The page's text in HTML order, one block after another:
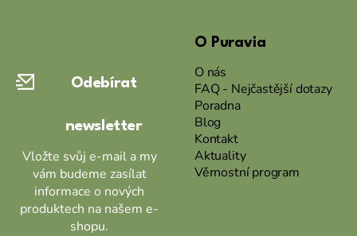
Odebírat
newsletter
Vložte svůj e-mail a my
vám budeme zasílat
informace o nových
produktech na našem e-
shopu.
O Puravia
O nás
FAQ - Nejčastější dotazy
Poradna
Blog
Kontakt
Aktuality
Věrnostní program